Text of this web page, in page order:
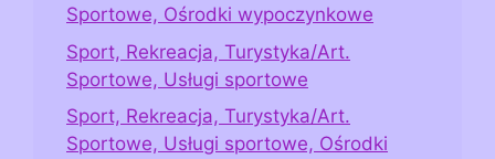
Sportowe, Ośrodki wypoczynkowe
Sport, Rekreacja, Turystyka/Art.
Sportowe, Usługi sportowe
Sport, Rekreacja, Turystyka/Art.
Sportowe, Usługi sportowe, Ośrodki